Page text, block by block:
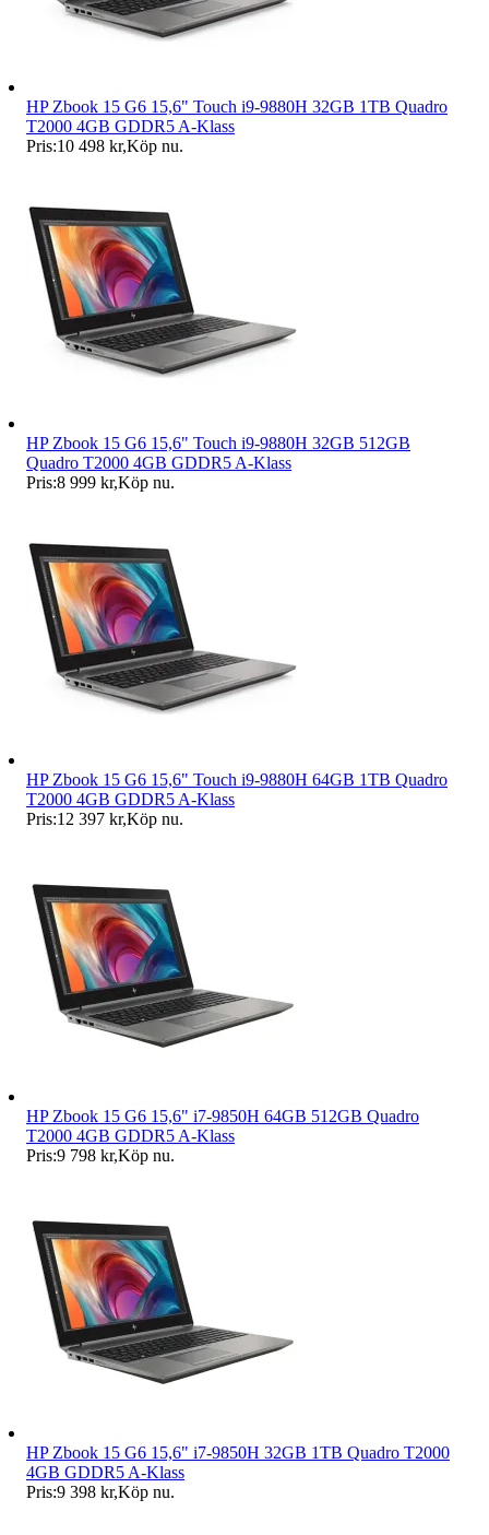
HP Zbook 15 G6 15,6" Touch i9-9880H 32GB 1TB Quadro
T2000 4GB GDDR5 A-Klass
Pris:10 498 kr,Köp nu.
HP Zbook 15 G6 15,6" Touch i9-9880H 32GB 512GB
Quadro T2000 4GB GDDR5 A-Klass
Pris:8 999 kr,Köp nu.
HP Zbook 15 G6 15,6" Touch i9-9880H 64GB 1TB Quadro
T2000 4GB GDDR5 A-Klass
Pris:12 397 kr,Köp nu.
HP Zbook 15 G6 15,6" i7-9850H 64GB 512GB Quadro
T2000 4GB GDDR5 A-Klass
Pris:9 798 kr,Köp nu.
HP Zbook 15 G6 15,6" i7-9850H 32GB 1TB Quadro T2000
4GB GDDR5 A-Klass
Pris:9 398 kr,Köp nu.